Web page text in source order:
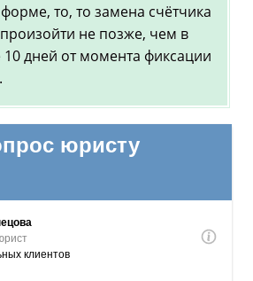
то, то замена счётчика
не позже, чем в
10 дней от момента фиксации